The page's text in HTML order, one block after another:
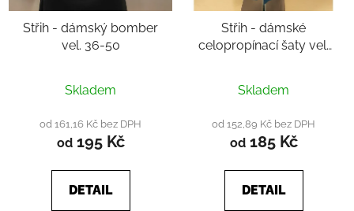
Střih - dámský bomber
vel. 36-50
hodnocení
produktu
je
z
Skladem
od 161,16 Kč bez DPH
od195 Kč
DETAIL
Střih - dámské
celopropínací šaty vel.
hodnocení
produktu
je
z
Skladem
od 152,89 Kč bez DPH
od185 Kč
DETAIL